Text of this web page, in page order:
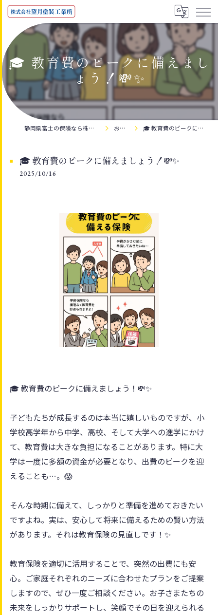
🎓 教育費のピークに備えまし
ょう！💸✨
静岡県富士の保険なら株式会社望月塗装工業所 お知らせ 🎓 教育費のピークに備えましょう！💸✨
🎓 教育費のピークに備えましょう！💸✨
2025/10/16
🎓 教育費のピークに備えましょう！💸✨
子どもたちが成長するのは本当に嬉しいものですが、小
学校高学年から中学、高校、そして大学への進学にかけ
て、教育費は大きな負担になることがあります。特に大
学は一度に多額の資金が必要となり、出費のピークを迎
えることも…。😱
そんな時期に備えて、しっかりと準備を進めておきたい
ですよね。実は、安心して将来に備えるための賢い方法
があります。それは教育保険の見直しです！✨
教育保険を適切に活用することで、突然の出費にも安
心。ご家庭それぞれのニーズに合わせたプランをご提案
しますので、ぜひ一度ご相談ください。お子さまたちの
未来をしっかりサポートし、笑顔でその日を迎えられる